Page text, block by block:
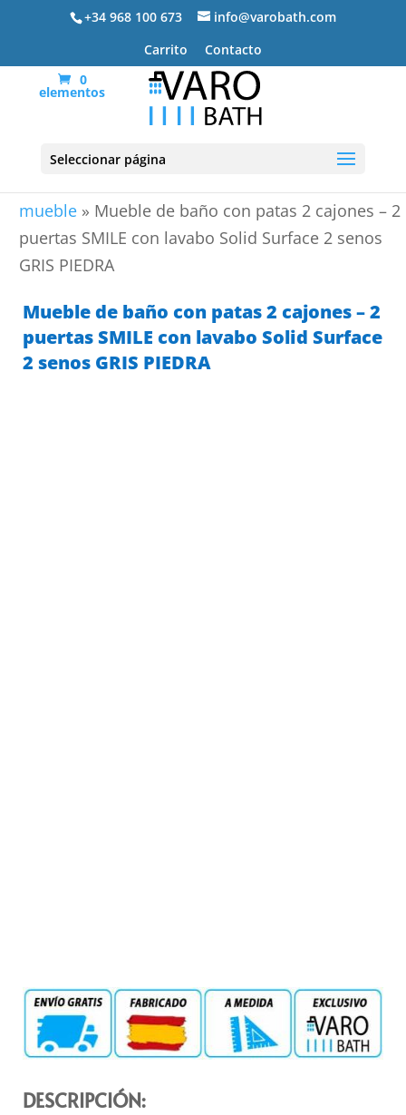
+34 968 100 673
info@varobath.com
Carrito
Contacto
0
elementos
Seleccionar página
mueble » Mueble de baño con patas 2 cajones – 2
puertas SMILE con lavabo Solid Surface 2 senos
GRIS PIEDRA
Mueble de baño con patas 2 cajones – 2
puertas SMILE con lavabo Solid Surface
2 senos GRIS PIEDRA
DESCRIPCIÓN: